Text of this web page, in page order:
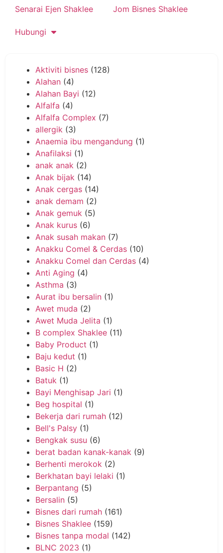
Senarai Ejen Shaklee Jom Bisnes Shaklee
Hubungi
Aktiviti bisnes (128)
Alahan (4)
Alahan Bayi (12)
Alfalfa (4)
Alfalfa Complex (7)
allergik (3)
Anaemia ibu mengandung (1)
Anafilaksi (1)
anak anak (2)
Anak bijak (14)
Anak cergas (14)
anak demam (2)
Anak gemuk (5)
Anak kurus (6)
Anak susah makan (7)
Anakku Comel & Cerdas (10)
Anakku Comel dan Cerdas (4)
Anti Aging (4)
Asthma (3)
Aurat ibu bersalin (1)
Awet muda (2)
Awet Muda Jelita (1)
B complex Shaklee (11)
Baby Product (1)
Baju kedut (1)
Basic H (2)
Batuk (1)
Bayi Menghisap Jari (1)
Beg hospital (1)
Bekerja dari rumah (12)
Bell's Palsy (1)
Bengkak susu (6)
berat badan kanak-kanak (9)
Berhenti merokok (2)
Berkhatan bayi lelaki (1)
Berpantang (5)
Bersalin (5)
Bisnes dari rumah (161)
Bisnes Shaklee (159)
Bisnes tanpa modal (142)
BLNC 2023 (1)